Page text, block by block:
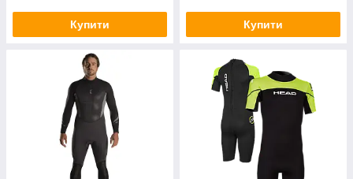
Купити Купити